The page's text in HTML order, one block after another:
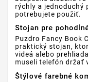
rýchly a jednoduchý
potrebujete použiť.
Stojan pre
Puzdro Fancy Book
praktický stojan,
videá alebo
museli telefón držať
Štýlové farebné